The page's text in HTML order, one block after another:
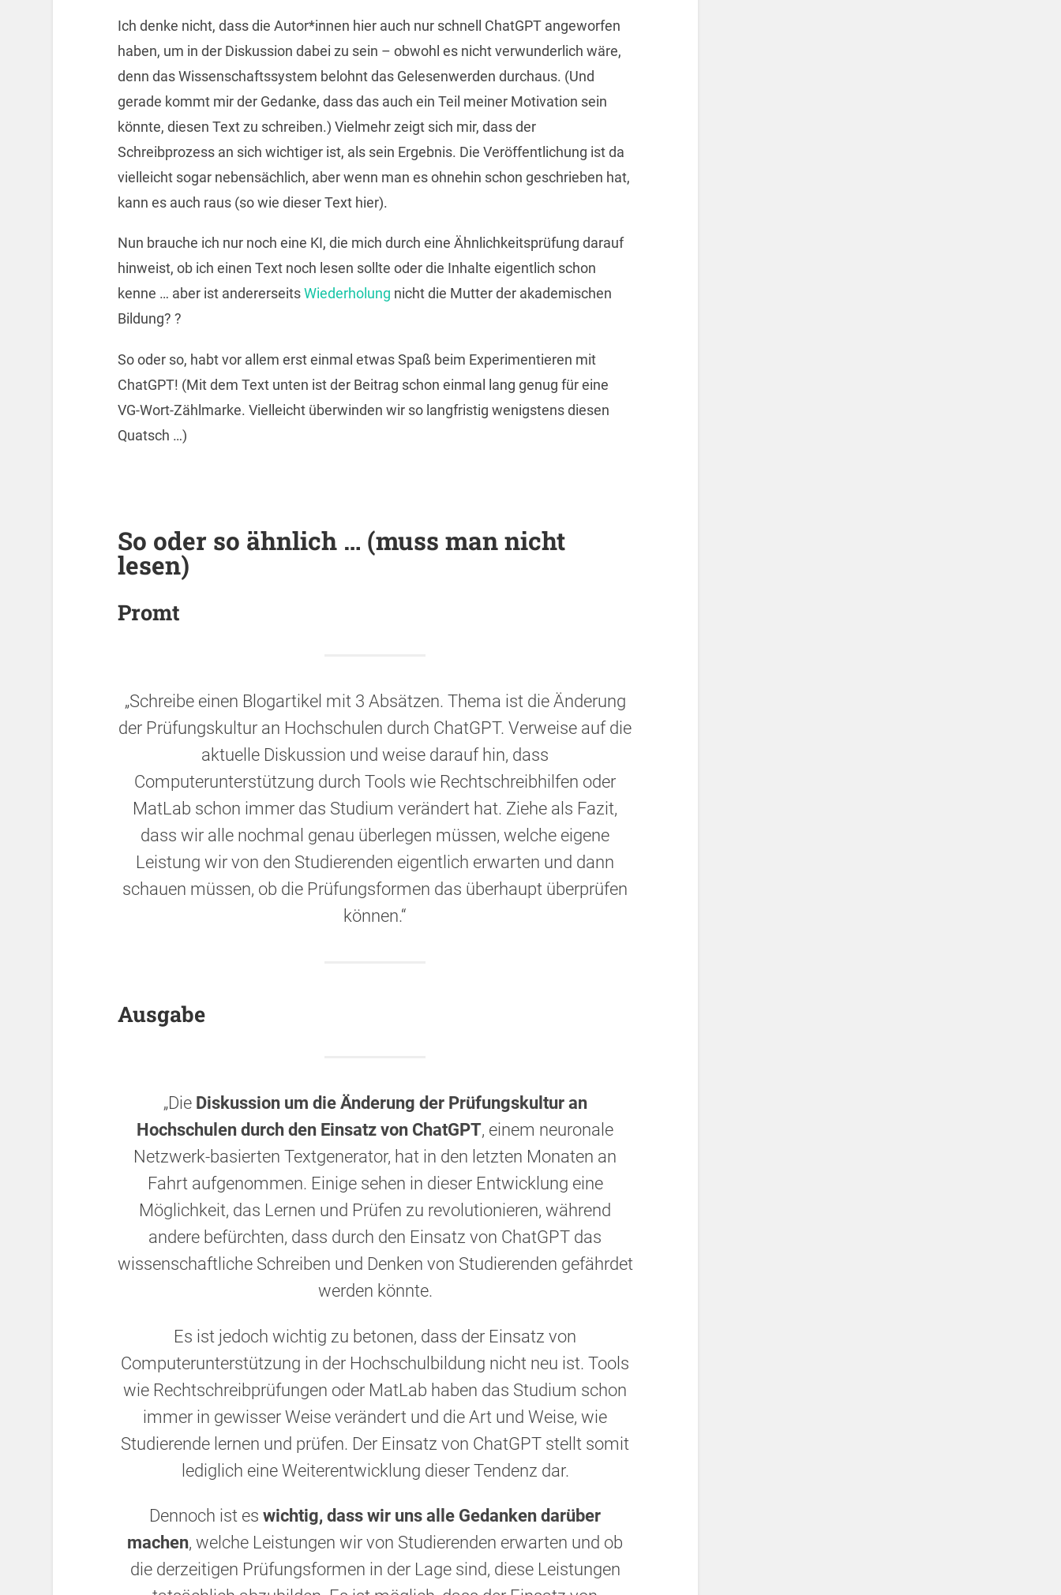
Ich denke nicht, dass die Autor*innen hier auch nur schnell ChatGPT angeworfen
haben, um in der Diskussion dabei zu sein – obwohl es nicht verwunderlich wäre,
denn das Wissenschaftssystem belohnt das Gelesenwerden durchaus. (Und
gerade kommt mir der Gedanke, dass das auch ein Teil meiner Motivation sein
könnte, diesen Text zu schreiben.) Vielmehr zeigt sich mir, dass der
Schreibprozess an sich wichtiger ist, als sein Ergebnis. Die Veröffentlichung ist da
vielleicht sogar nebensächlich, aber wenn man es ohnehin schon geschrieben hat,
kann es auch raus (so wie dieser Text hier).
Nun brauche ich nur noch eine KI, die mich durch eine Ähnlichkeitsprüfung darauf
hinweist, ob ich einen Text noch lesen sollte oder die Inhalte eigentlich schon
kenne … aber ist andererseitsWiederholung nicht die Mutter der akademischen
Bildung? ?
So oder so, habt vor allem erst einmal etwas Spaß beim Experimentieren mit
ChatGPT! (Mit dem Text unten ist der Beitrag schon einmal lang genug für eine
VG-Wort-Zählmarke. Vielleicht überwinden wir so langfristig wenigstens diesen
Quatsch …)
So oder so ähnlich … (muss man nicht
lesen)
Promt
„Schreibe einen Blogartikel mit 3 Absätzen. Thema ist die Änderung
der Prüfungskultur an Hochschulen durch ChatGPT. Verweise auf die
aktuelle Diskussion und weise darauf hin, dass
Computerunterstützung durch Tools wie Rechtschreibhilfen oder
MatLab schon immer das Studium verändert hat. Ziehe als Fazit,
dass wir alle nochmal genau überlegen müssen, welche eigene
Leistung wir von den Studierenden eigentlich erwarten und dann
schauen müssen, ob die Prüfungsformen das überhaupt überprüfen
können.“
Ausgabe
„Die Diskussion um die Änderung der Prüfungskultur an
Hochschulen durch den Einsatz von ChatGPT, einem neuronale
Netzwerk-basierten Textgenerator, hat in den letzten Monaten an
Fahrt aufgenommen. Einige sehen in dieser Entwicklung eine
Möglichkeit, das Lernen und Prüfen zu revolutionieren, während
andere befürchten, dass durch den Einsatz von ChatGPT das
wissenschaftliche Schreiben und Denken von Studierenden gefährdet
werden könnte.
Es ist jedoch wichtig zu betonen, dass der Einsatz von
Computerunterstützung in der Hochschulbildung nicht neu ist. Tools
wie Rechtschreibprüfungen oder MatLab haben das Studium schon
immer in gewisser Weise verändert und die Art und Weise, wie
Studierende lernen und prüfen. Der Einsatz von ChatGPT stellt somit
lediglich eine Weiterentwicklung dieser Tendenz dar.
Dennoch ist eswichtig, dass wir uns alle Gedanken darüber
machen, welche Leistungen wir von Studierenden erwarten und ob
die derzeitigen Prüfungsformen in der Lage sind, diese Leistungen